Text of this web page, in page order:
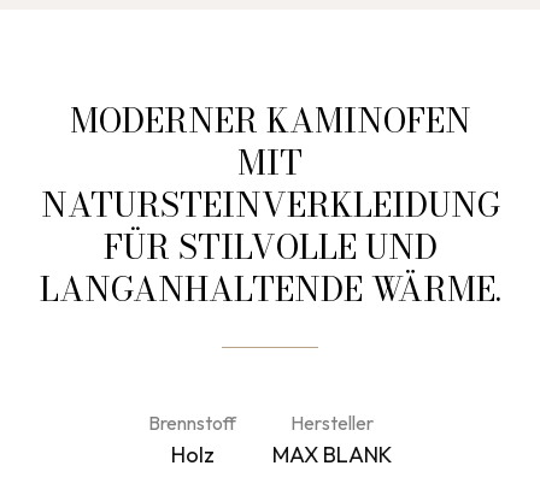
MODERNER KAMINOFEN
MIT
NATURSTEINVERKLEIDUNG
FÜR STILVOLLE UND
LANGANHALTENDE WÄRME.
Brennstoff
Holz
Hersteller
MAX BLANK